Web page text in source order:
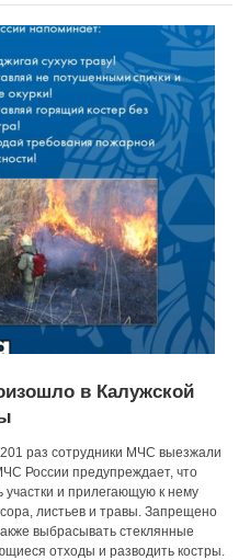
в Калужской
раз сотрудники МЧС выезжали
России предупреждает, что
и прилегающую к нему
листьев и травы. Запрещено
выбрасывать стеклянные
отходы и разводить костры.